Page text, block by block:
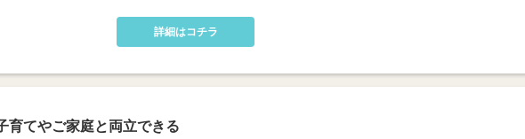
詳細はコチラ
育てやご家庭と両立できる